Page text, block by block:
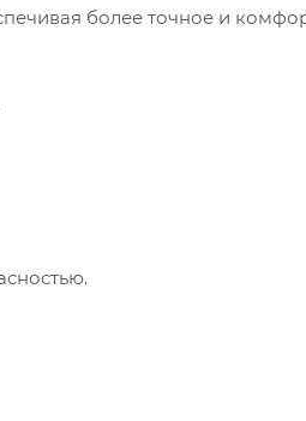
более точное и